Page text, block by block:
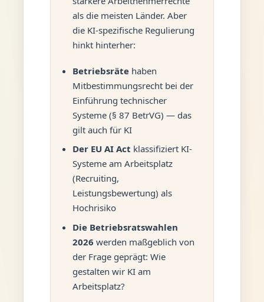
als die meisten Länder. Aber
die KI-spezifische Regulierung
hinkt hinterher:
Betriebsräte haben
Mitbestimmungsrecht bei der
Einführung technischer
Systeme (§ 87 BetrVG) — das
gilt auch für KI
Der EU AI Act klassifiziert KI-
Systeme am Arbeitsplatz
(Recruiting,
Leistungsbewertung) als
Hochrisiko
Die Betriebsratswahlen
2026 werden maßgeblich von
der Frage geprägt: Wie
gestalten wir KI am
Arbeitsplatz?